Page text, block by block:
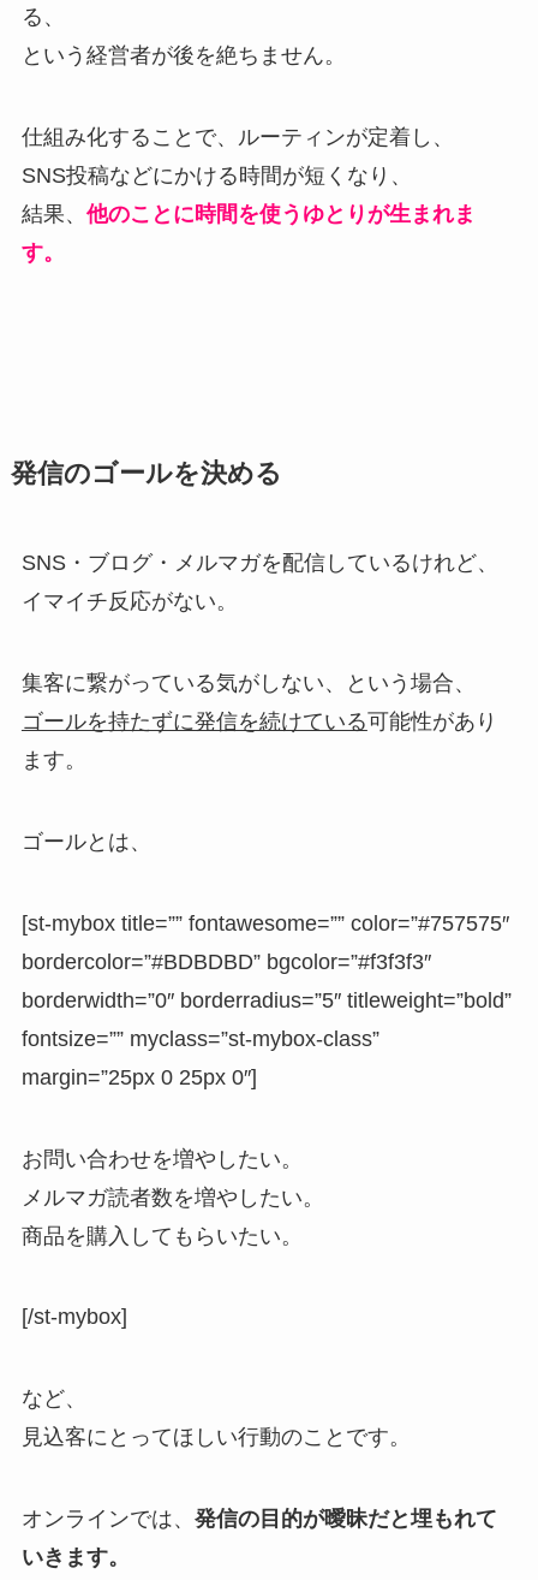
る、
という経営者が後を絶ちません。
仕組み化することで、ルーティンが定着し、
SNS投稿などにかける時間が短くなり、
結果、 他のことに時間を使うゆとりが生まれま
す。
発信のゴールを決める
SNS・ブログ・メルマガを配信しているけれど、
イマイチ反応がない。
集客に繋がっている気がしない、という場合、
ゴールを持たずに発信を続けている可能性があり
ます。
ゴールとは、
[st-mybox title=”” fontawesome=”” color=”#757575″
bordercolor=”#BDBDBD” bgcolor=”#f3f3f3″
borderwidth=”0″ borderradius=”5″ titleweight=”bold”
fontsize=”” myclass=”st-mybox-class”
margin=”25px 0 25px 0″]
お問い合わせを増やしたい。
メルマガ読者数を増やしたい。
商品を購入してもらいたい。
[/st-mybox]
など、
見込客にとってほしい行動のことです。
オンラインでは、 発信の目的が曖昧だと埋もれて
いきます。